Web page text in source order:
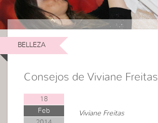
BELLEZA
Consejos de Viviane Freitas
18
Feb
Viviane Freitas